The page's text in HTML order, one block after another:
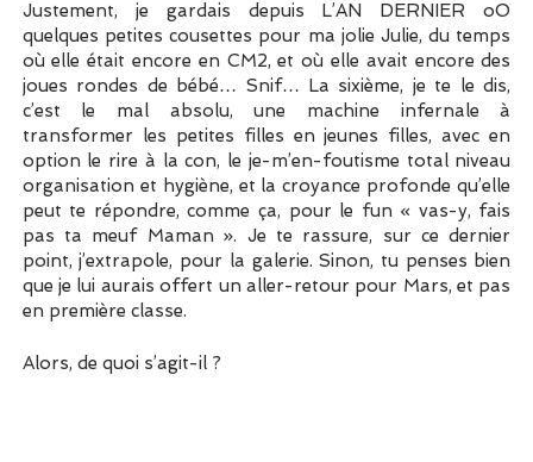
Justement, je gardais depuis L’AN DERNIER oO
quelques petites cousettes pour ma jolie Julie, du temps
où elle était encore en CM2, et où elle avait encore des
joues rondes de bébé… Snif… La sixième, je te le dis,
c’est le mal absolu, une machine infernale à
transformer les petites filles en jeunes filles, avec en
option le rire à la con, le je-m’en-foutisme total niveau
organisation et hygiène, et la croyance profonde qu’elle
peut te répondre, comme ça, pour le fun « vas-y, fais
pas ta meuf Maman ». Je te rassure, sur ce dernier
point, j’extrapole, pour la galerie. Sinon, tu penses bien
que je lui aurais offert un aller-retour pour Mars, et pas
en première classe.
Alors, de quoi s’agit-il ?